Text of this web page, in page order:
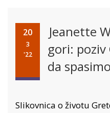
20
3
'22
Jeanette
gori:
da
Slikovnica o životu